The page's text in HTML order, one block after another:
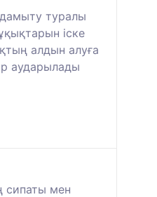
туралы
іске
алдын алуға
аударылады
сипаты мен